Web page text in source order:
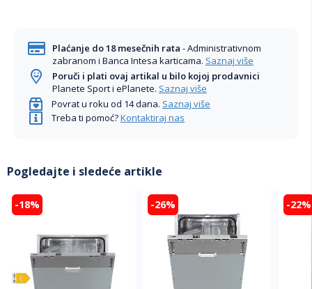
Plaćanje do 18 mesečnih rata - Administrativnom
zabranom i Banca Intesa karticama. Saznaj više
Poruči i plati ovaj artikal u bilo kojoj prodavnici
Planete Sport i ePlanete. Saznaj više
Povrat u roku od 14 dana. Saznaj više
Treba ti pomoć?Kontaktiraj nas
Pogledajte i sledeće artikle
-18% -26% -22%